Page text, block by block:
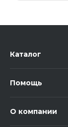
Каталог
Помощь
О компании